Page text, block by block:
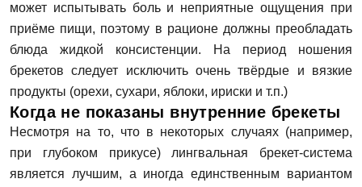
может испытывать боль и неприятные ощущения при
приёме пищи, поэтому в рационе должны преобладать
блюда жидкой консистенции. На период ношения
брекетов следует исключить очень твёрдые и вязкие
продукты (орехи, сухари, яблоки, ириски и т.п.)
Когда не показаны внутренние брекеты
Несмотря на то, что в некоторых случаях (например,
при глубоком прикусе) лингвальная брекет-система
является лучшим, а иногда единственным вариантом
Задать вопрос
ФИО